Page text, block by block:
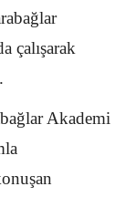
çalışarak
Akademi